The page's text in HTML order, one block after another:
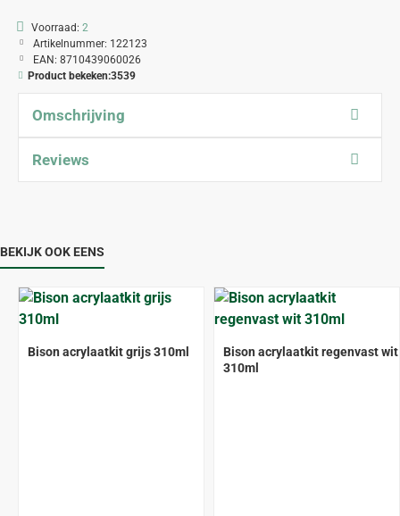
Voorraad: 2
Artikelnummer: 122123
EAN: 8710439060026
Product bekeken:3539
Omschrijving
Reviews
BEKIJK OOK EENS
Bison acrylaatkit grijs 310ml
Bison acrylaatkit regenvast wit
310ml